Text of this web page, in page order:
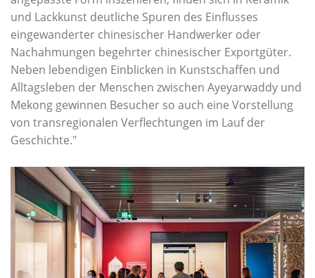
und Lackkunst deutliche Spuren des Einflusses
eingewanderter chinesischer Handwerker oder
Nachahmungen begehrter chinesischer Exportgüter.
Neben lebendigen Einblicken in Kunstschaffen und
Alltagsleben der Menschen zwischen Ayeyarwaddy und
Mekong gewinnen Besucher so auch eine Vorstellung
von transregionalen Verflechtungen im Lauf der
Geschichte."